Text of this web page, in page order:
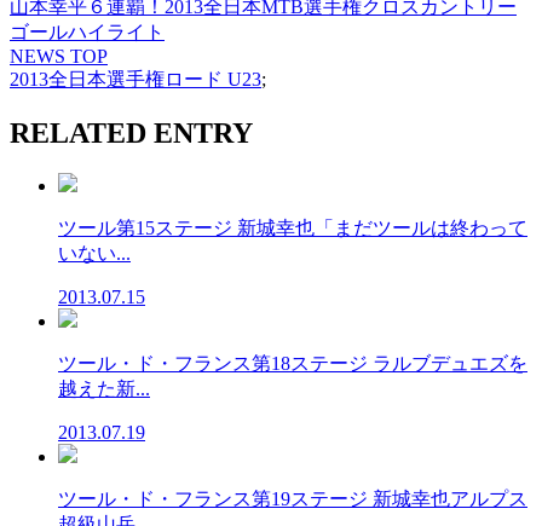
山本幸平６連覇！2013全日本MTB選手権クロスカントリー
ゴールハイライト
NEWS TOP
2013全日本選手権ロード U23;
RELATED ENTRY
ツール第15ステージ 新城幸也「まだツールは終わって
いない...
2013.07.15
ツール・ド・フランス第18ステージ ラルブデュエズを
越えた新...
2013.07.19
ツール・ド・フランス第19ステージ 新城幸也アルプス